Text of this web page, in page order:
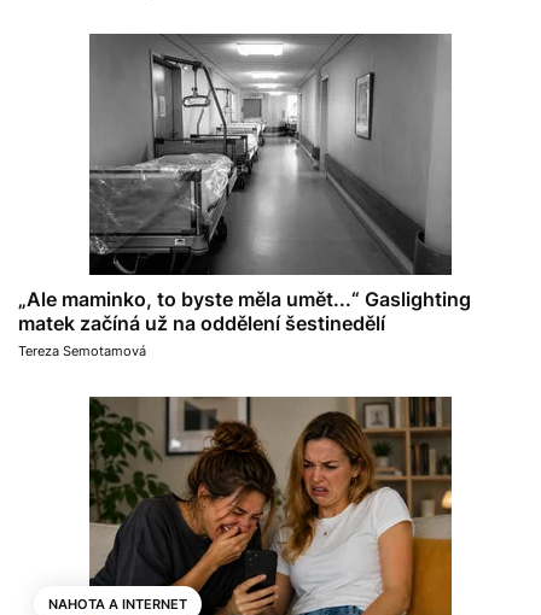
„Ale maminko, to byste měla umět...“ Gaslighting
matek začíná už na oddělení šestinedělí
Tereza Semotamová
NAHOTA A INTERNET